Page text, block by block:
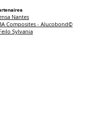
Nantes
Composites - Alucobond©
Sylvania